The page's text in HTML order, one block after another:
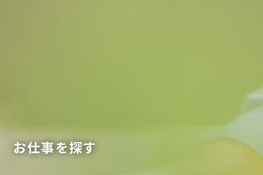
お仕事を探す